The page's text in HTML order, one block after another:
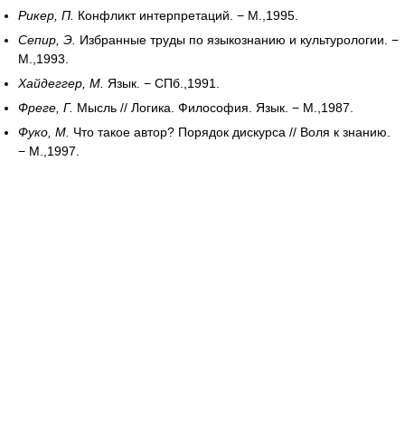
Рикер, П. Конфликт интерпретаций. − М.,1995.
Сепир, Э. Избранные труды по языкознанию и культурологии. −
М.,1993.
Хайдеггер, М. Язык. − СПб.,1991.
Фреге, Г. Мысль // Логика. Философия. Язык. − М.,1987.
Фуко, М. Что такое автор? Порядок дискурса // Воля к знанию.
− М.,1997.